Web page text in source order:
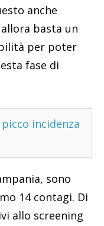
anche
basta un
per poter
fase di
incidenza
sono
14 contagi. Di
allo screening